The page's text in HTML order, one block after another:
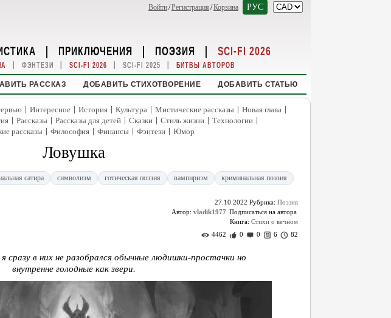
Войти/Регистрация /Корзина РУС
| ПРИКЛЮЧЕНИЯ | ПОЭЗИЯ | SCI-FI 2026
| ФЭНТЕЗИ | SCI-FI 2026 | SCI-FI 2025 | БИТВЫ АВТОРОВ
РАССКАЗ ДОБАВИТЬ СТИХОТВОРЕНИЕ ДОБАВИТЬ СТАТЬЮ
| Интересное | История | Культура | Мистические рассказы | Новая глава |
| Рассказы | Рассказы для детей | Сказки | Стиль жизни | Технологии |
рассказы | Философия | Финансы | Фэнтези | Юмор
Ловушка
сатира символизм готическая поэзия вампиризм криминальная поэзия
27.10.2022 Рубрика: Поэзия
Автор: vladik1977
Книга: Стихи о вечном
4462
0 0 6 82
сразу в них не разобрался обычные людишки-простачки но
внутренне голодные как звери.